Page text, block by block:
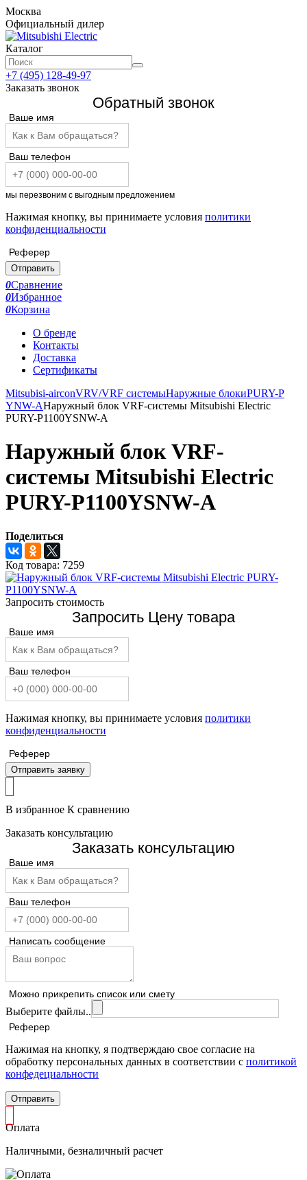
Москва
Официальный дилер
Каталог
+7 (495) 128-49-97
Заказать звонок
Обратный звонок
Ваше имя
Ваш телефон
мы перезвоним с выгодным предложением
Нажимая кнопку, вы принимаете условия политики
конфиденциальности
Реферер
Отправить
0Сравнение
0Избранное
0Корзина
О бренде
Контакты
Доставка
Сертификаты
Mitsubisi-airconVRV/VRF системыНаружные блокиPURY-P
YNW-AНаружный блок VRF-системы Mitsubishi Electric
PURY-P1100YSNW-A
Наружный блок VRF-
системы Mitsubishi Electric
PURY-P1100YSNW-A
Поделиться
Код товара: 7259
Запросить стоимость
Запросить Цену товара
Ваше имя
Ваш телефон
Нажимая кнопку, вы принимаете условия политики
конфиденциальности
Реферер
Отправить заявку
В избранное К сравнению
Заказать консультацию
Заказать консультацию
Ваше имя
Ваш телефон
Написать сообщение
Можно прикрепить список или смету
Выберите файлы..
Реферер
Нажимая на кнопку, я подтверждаю свое согласие на
обработку персональных данных в соответствии с политикой
конфедециальности
Отправить
Оплата
Наличными, безналичный расчет